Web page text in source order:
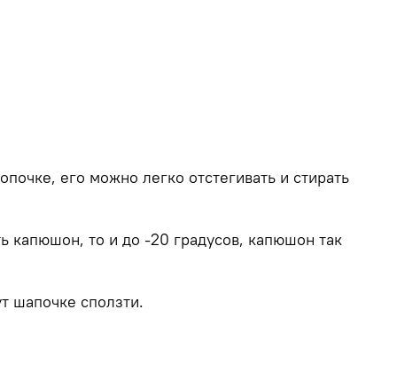
его можно легко отстегивать и стирать
капюшон, то и до -20 градусов, капюшон так
шапочке сползти.